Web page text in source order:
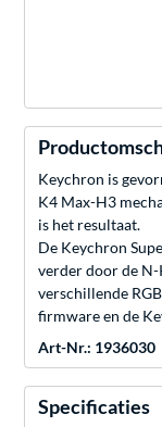
Keychron is
K4 Max-H3
is het resultaat.
De Keychron
verder door de N-
verschillende
firmware en de
Art-Nr.: 1936030
Specificaties